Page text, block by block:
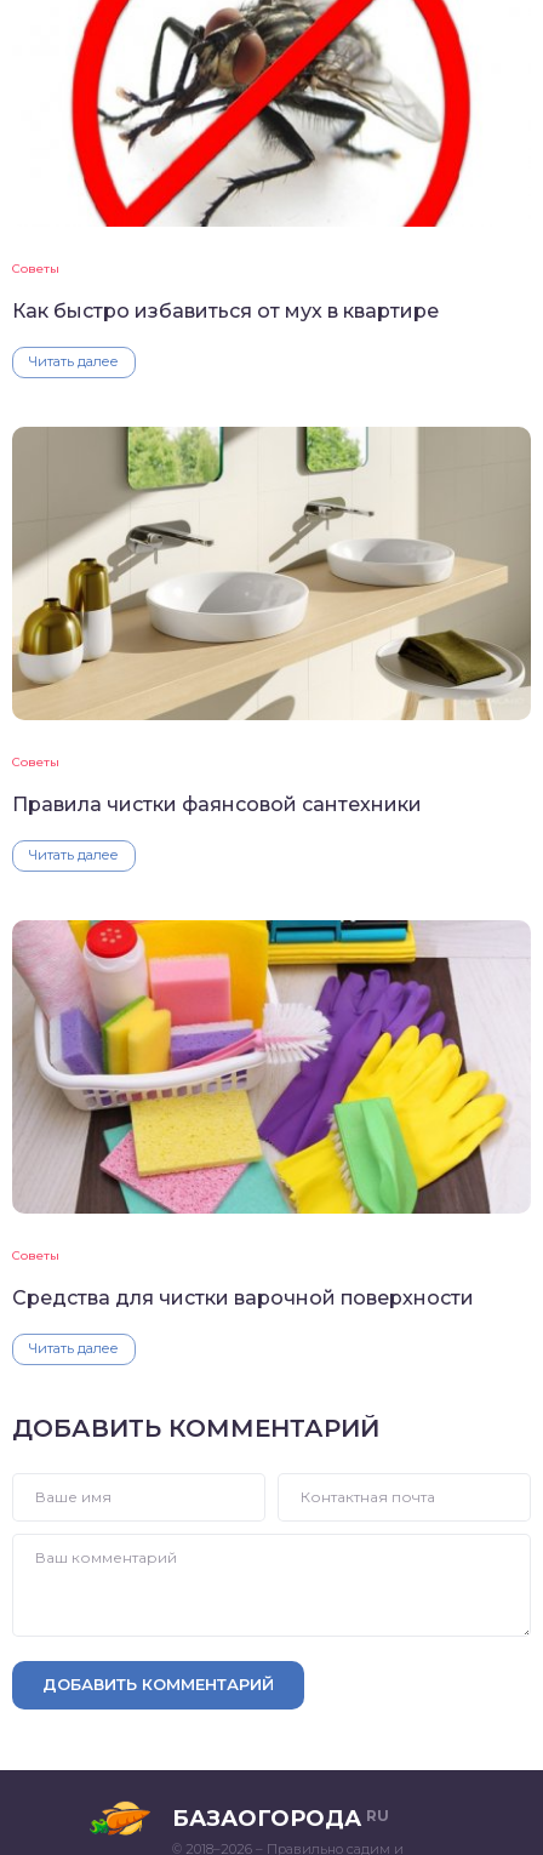
Советы
Как быстро избавиться от мух в квартире
Читать далее
Советы
Правила чистки фаянсовой сантехники
Читать далее
Советы
Средства для чистки варочной поверхности
Читать далее
ДОБАВИТЬ КОММЕНТАРИЙ
ДОБАВИТЬ КОММЕНТАРИЙ
БАЗАОГОРОДА RU
© 2018–2026 – Правильно садим и